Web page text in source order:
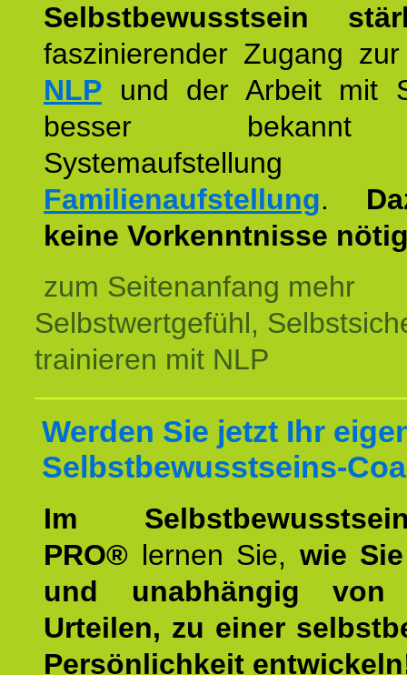
Selbstbewusstsein
faszinierender Zugang
NLP und der Arbeit mit
besser
Familienaufstellung.
keine Vorkenntnisse
zum Seitenanfang mehr
Selbstwertgefühl,
trainieren mit NLP
Werden Sie jetzt Ihr
Selbstbewusstseins-
Im
PRO® lernen Sie, wie
und unabhängig von
Urteilen, zu einer
Persönlichkeit